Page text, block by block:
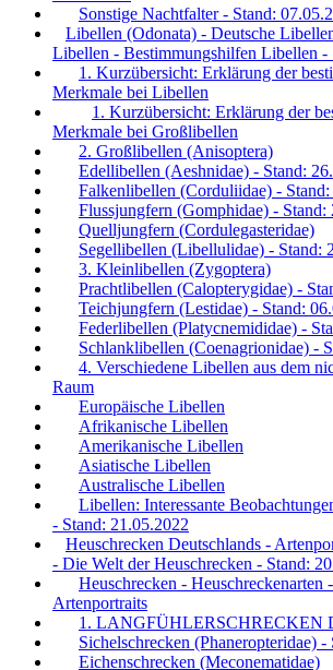
Sonstige Nachtfalter - Stand:
Libellen (Odonata) - Deutsche
Libellen - Bestimmungshilfen Libellen -
1. Kurzübersicht: Erklärung der
Merkmale bei Libellen
1. Kurzübersicht: Erklärung der
Merkmale bei Großlibellen
2. Großlibellen (Anisoptera)
Edellibellen (Aeshnidae) - Stand:
Falkenlibellen (Corduliidae) - Stand:
Flussjungfern (Gomphidae) - Stand:
Quelljungfern (Cordulegasteridae)
Segellibellen (Libellulidae) - Stand:
3. Kleinlibellen (Zygoptera)
Prachtlibellen (Calopterygidae) -
Teichjungfern (Lestidae) - Stand:
Federlibellen (Platycnemididae) -
Schlanklibellen (Coenagrionidae) -
4. Verschiedene Libellen aus dem
Raum
Europäische Libellen
Afrikanische Libellen
Amerikanische Libellen
Asiatische Libellen
Australische Libellen
Libellen: Interessante
- Stand: 21.05.2022
Heuschrecken Deutschlands -
- Die Welt der Heuschrecken - Stand:
Heuschrecken - Heuschreckenarten
Artenportraits
1. LANGFÜHLERSCHRECKEN
Sichelschrecken (Phaneropteridae)
Eichenschrecken (Meconematidae)